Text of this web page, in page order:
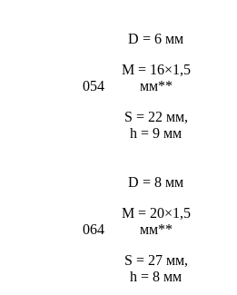
054
D = 6 мм
М = 16×1,5
мм**
S = 22 мм,
h = 9 мм
064
D = 8 мм
M = 20×1,5
мм**
S = 27 мм,
h = 8 мм